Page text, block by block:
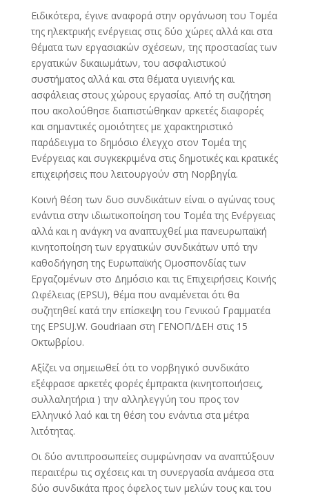
Ειδικότερα, έγινε αναφορά στην οργάνωση του Τομέα
της ηλεκτρικής ενέργειας στις δύο χώρες αλλά και στα
θέματα των εργασιακών σχέσεων, της προστασίας των
εργατικών δικαιωμάτων, του ασφαλιστικού
συστήματος αλλά και στα θέματα υγιεινής και
ασφάλειας στους χώρους εργασίας. Από τη συζήτηση
που ακολούθησε διαπιστώθηκαν αρκετές διαφορές
και σημαντικές ομοιότητες με χαρακτηριστικό
παράδειγμα το δημόσιο έλεγχο στον Τομέα της
Ενέργειας και συγκεκριμένα στις δημοτικές και κρατικές
επιχειρήσεις που λειτουργούν στη Νορβηγία.
Κοινή θέση των δυο συνδικάτων είναι ο αγώνας τους
ενάντια στην ιδιωτικοποίηση του Τομέα της Ενέργειας
αλλά και η ανάγκη να αναπτυχθεί μια πανευρωπαϊκή
κινητοποίηση των εργατικών συνδικάτων υπό την
καθοδήγηση της Ευρωπαϊκής Ομοσπονδίας των
Εργαζομένων στο Δημόσιο και τις Επιχειρήσεις Κοινής
Ωφέλειας (EPSU), θέμα που αναμένεται ότι θα
συζητηθεί κατά την επίσκεψη του Γενικού Γραμματέα
της EPSUJ.W. Goudriaan στη ΓΕΝΟΠ/ΔΕΗ στις 15
Οκτωβρίου.
Αξίζει να σημειωθεί ότι το νορβηγικό συνδικάτο
εξέφρασε αρκετές φορές έμπρακτα (κινητοποιήσεις,
συλλαλητήρια ) την αλληλεγγύη του προς τον
Ελληνικό λαό και τη θέση του ενάντια στα μέτρα
λιτότητας.
Οι δύο αντιπροσωπείες συμφώνησαν να αναπτύξουν
περαιτέρω τις σχέσεις και τη συνεργασία ανάμεσα στα
δύο συνδικάτα προς όφελος των μελών τους και του